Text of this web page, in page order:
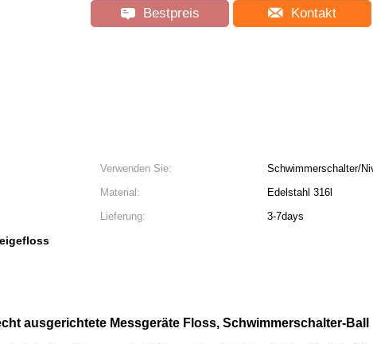
Bestpreis Kontakt
Verwenden Sie:
Schwimmerschalter/
Material:
Edelstahl 316l
Lieferung:
3-7days
ausgerichtete Messgeräte Floss, Schwimmerschalter-Ball